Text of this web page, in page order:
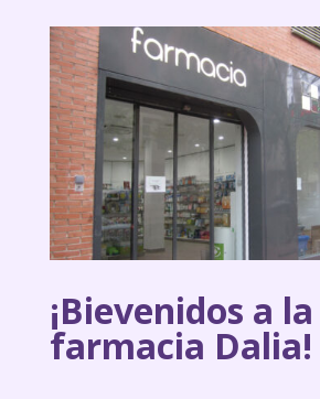
¡Bievenidos a la
farmacia Dalia!